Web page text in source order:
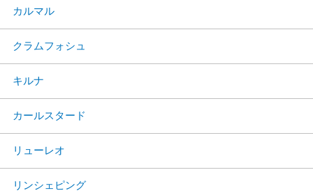
カルマル
クラムフォシュ
キルナ
カールスタード
リューレオ
リンシェピング